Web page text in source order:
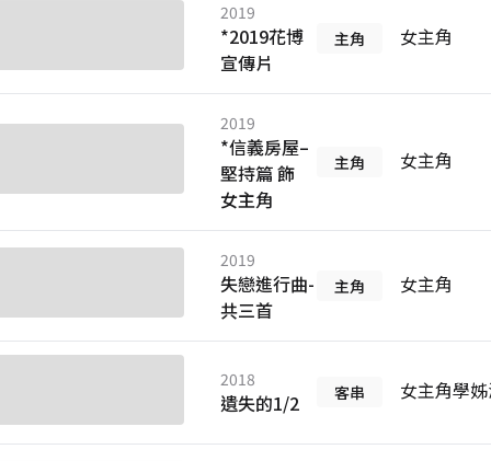
2019
*2019花博
宣傳片
主角 女主角
2019
*信義房屋–
堅持篇 飾
女主角
主角 女主角
2019
失戀進行曲-
共三首
主角 女主角
2018
遺失的1/2 客串 女主角學